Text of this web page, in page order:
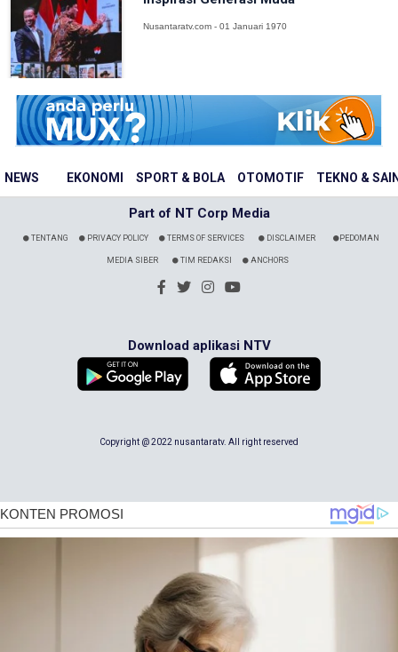
NEWS EKONOMI SPORT & BOLA OTOMOTIF TEKNO &
Nusantaratv.com - 01 Januari 1970
Part of NT Corp Media
TENTANG PRIVACY POLICY TERMS OF SERVICES DISCLAIMER PEDOMAN
MEDIA SIBER TIM REDAKSI ANCHORS
Download aplikasi NTV
Copyright @ 2022 nusantaratv. All right reserved